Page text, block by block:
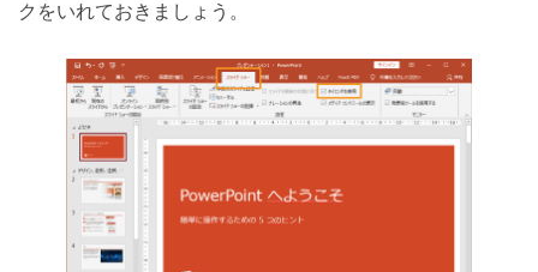
クをいれておきましょう。